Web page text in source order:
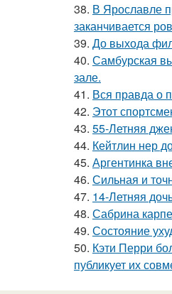
38. В Ярославле
заканчивается
39. До выхода
40. Самбурская
зале.
41. Вся правда о
42. Этот
43. 55-Летняя
44. Кейтлин нер
45. Аргентинка
46. Сильная и
47. 14-Летняя
48. Сабрина
49. Состояние
50. Кэти Перри
публикует их